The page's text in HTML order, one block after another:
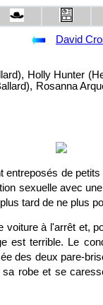
David
Holly Hunter
Rosanna
entreposés de
sexuelle avec
tard de ne plus
à l'arrêt et,
est terrible. Le
des deux pare-
robe et se